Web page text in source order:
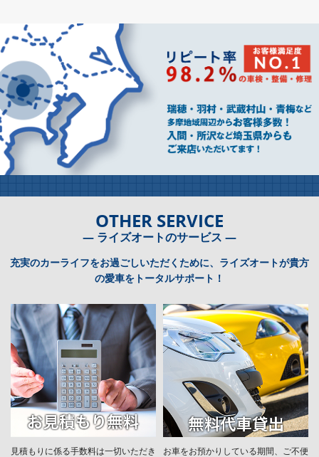
OTHER SERVICE
― ライズオートのサービス ―
充実のカーライフをお過ごしいただくために、ライズオートが貴方
の愛車をトータルサポート！
見積もりに係る手数料は一切いただき
お車をお預かりしている期間、ご不便